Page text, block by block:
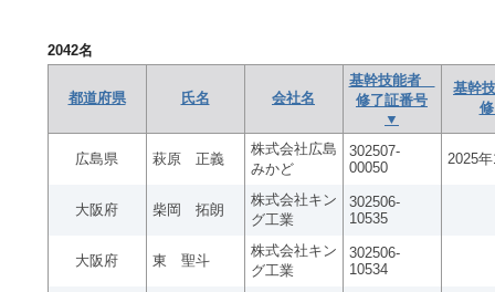
2042名
都道府県 氏名 会社名
基幹技能者
修了証番号
▼
基幹
広島県 萩原 正義
株式会社広島
みかど
302507-
00050
2025
大阪府 柴岡 拓朗
株式会社キン
グ工業
302506-
10535
大阪府 東 聖斗
株式会社キン
グ工業
302506-
10534